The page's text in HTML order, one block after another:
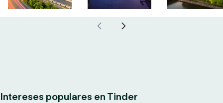
Intereses populares en Tinder